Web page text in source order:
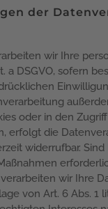
der
wir Ihre
a DSGVO, sofern
oder in den
erfolgt die
widerrufbar.
wir Ihre
von Art. 6 Abs. 1